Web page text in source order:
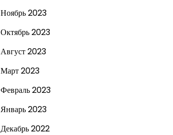
Ноябрь 2023
Октябрь 2023
Август 2023
Март 2023
Февраль 2023
Январь 2023
Декабрь 2022